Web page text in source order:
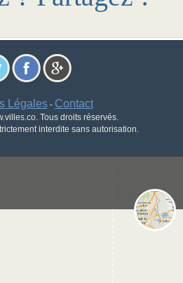
Légales- Contact
Tous droits réservés.
interdite sans autorisation.